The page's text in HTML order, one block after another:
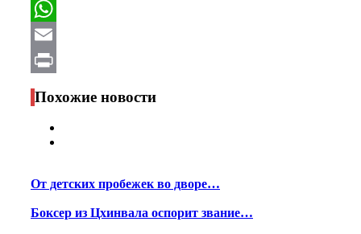
Facebook
WhatsApp
Email
Print
Похожие новости
От детских пробежек во дворе…
Боксер из Цхинвала оспорит звание…